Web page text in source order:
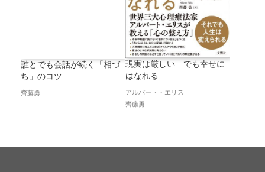
誰とでも会話が続く「相づ
ち」のコツ
齊藤勇
現実は厳しい でも幸せに
はなれる
アルバート・エリス
齊藤勇